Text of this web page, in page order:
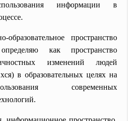
информации в
образовательное пространство
как пространство
изменений людей
в образовательных целях на
современных